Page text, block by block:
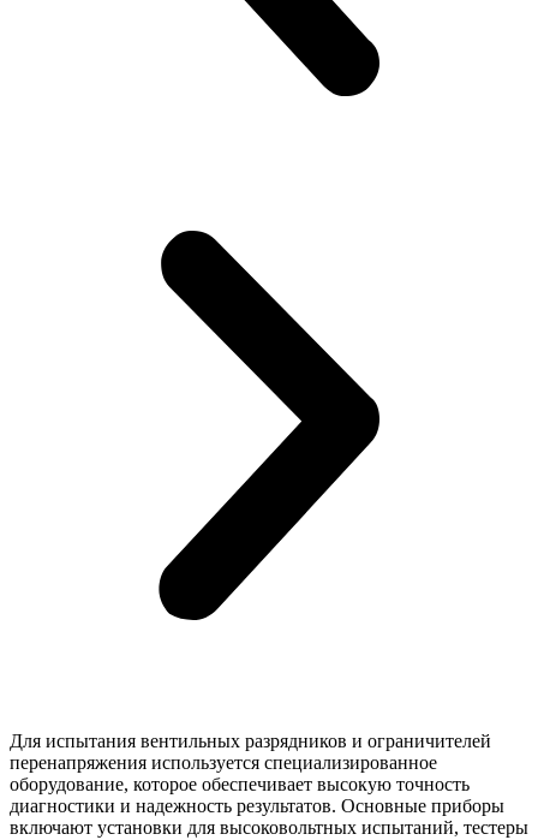
Для испытания вентильных разрядников и ограничителей
перенапряжения используется специализированное
оборудование, которое обеспечивает высокую точность
диагностики и надежность результатов. Основные приборы
включают установки для высоковольтных испытаний, тестеры